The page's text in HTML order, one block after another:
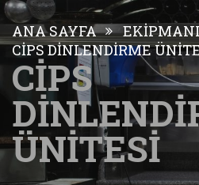
ANA SAYFA
CİPS DİNLENDİRME
CİPS
ÜNİTESİ